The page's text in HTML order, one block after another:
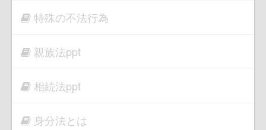
特殊の不法行為
親族法ppt
相続法ppt
身分法とは